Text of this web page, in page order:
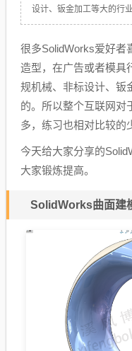
设计、钣金加工等大的行
很多SolidWorks爱好者
造型，在广告或者模具
规机械、非标设计、钣
的。所以整个互联网对
多，练习也相对比较的
今天给大家分享的
大家锻炼提高。
SolidWorks曲面建